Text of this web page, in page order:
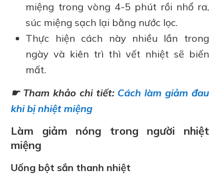
miệng trong vòng 4-5 phút rồi nhổ ra,
súc miệng sạch lại bằng nước lọc.
Thực hiện cách này nhiều lần trong
ngày và kiên trì thì vết nhiệt sẽ biến
mất.
☛ Tham khảo chi tiết: Cách làm giảm đau
khi bị nhiệt miệng
Làm giảm nóng trong người nhiệt
miệng
Uống bột sắn thanh nhiệt